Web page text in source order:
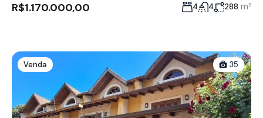
R$1.170.000,00 4 4 288 m²
Venda 35